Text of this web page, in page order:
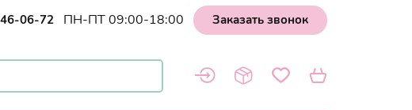
06-72 ПН-ПТ 09:00-18:00 Заказать звонок